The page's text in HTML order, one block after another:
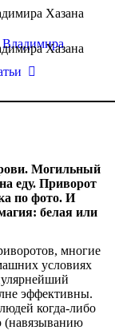
Могильный
еду. Приворот
по фото. И
белая или
многие
условиях
эффективны.
когда-либо
(навязыванию